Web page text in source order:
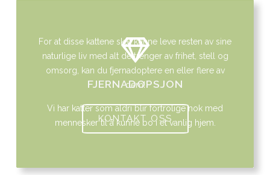
FJERNADOPSJON
Vi har katter som aldri blir fortrolige nok med
mennesker til å kunne bo i et vanlig hjem.
For at disse kattene skal kunne leve resten av sine
naturlige liv med alt de trenger av frihet, stell og
omsorg, kan du fjernadoptere en eller flere av
dem!
KONTAKT OSS